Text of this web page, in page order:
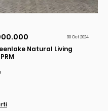
30 Oct 2024
Natural Living